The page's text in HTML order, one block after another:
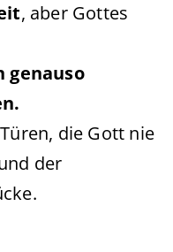
, aber Gottes
genauso
die Gott nie
der